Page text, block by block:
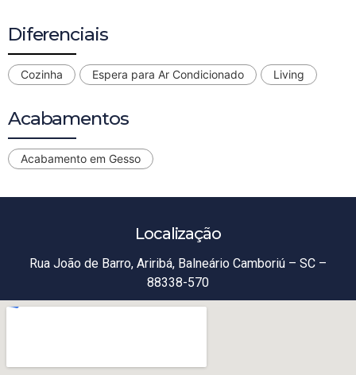
Diferenciais
Cozinha Espera para Ar Condicionado Living
Acabamentos
Acabamento em Gesso
Localização
Rua João de Barro, Ariribá, Balneário Camboriú – SC –
88338-570